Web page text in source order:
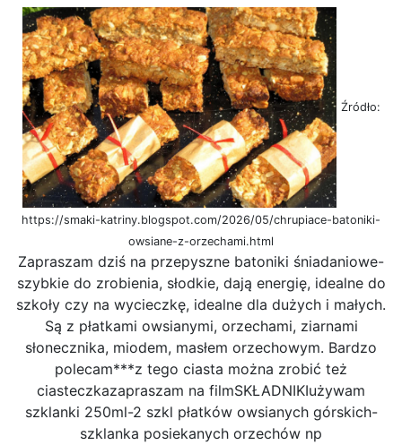
Źródło:
https://smaki-katriny.blogspot.com/2026/05/chrupiace-batoniki-
owsiane-z-orzechami.html
Zapraszam dziś na przepyszne batoniki śniadaniowe-
szybkie do zrobienia, słodkie, dają energię, idealne do
szkoły czy na wycieczkę, idealne dla dużych i małych.
Są z płatkami owsianymi, orzechami, ziarnami
słonecznika, miodem, masłem orzechowym. Bardzo
polecam***z tego ciasta można zrobić też
ciasteczkazapraszam na filmSKŁADNIKIużywam
szklanki 250ml-2 szkl płatków owsianych górskich-
szklanka posiekanych orzechów np